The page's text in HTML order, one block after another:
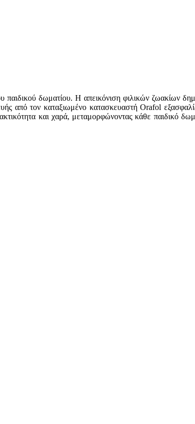
δωματίου. Η απεικόνιση φιλικών ζωακίων
από τον καταξιωμένο κατασκευαστή Orafol
και χαρά, μεταμορφώνοντας κάθε παιδικό